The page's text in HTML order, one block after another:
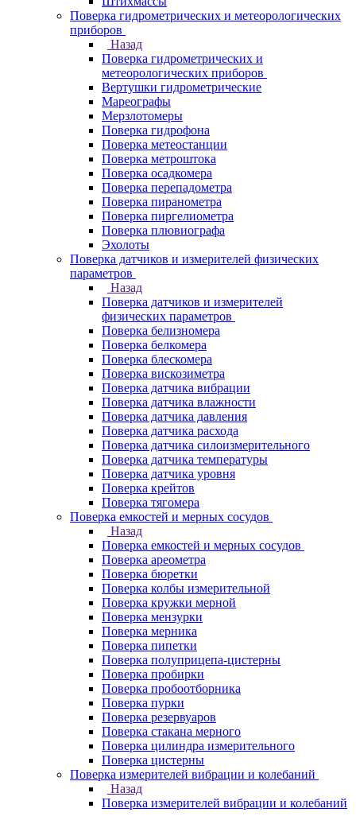
Поверка гидрометрических и метеорологических
приборов
Назад
Поверка гидрометрических и
метеорологических приборов
Вертушки гидрометрические
Мареографы
Мерзлотомеры
Поверка гидрофона
Поверка метеостанции
Поверка метроштока
Поверка осадкомера
Поверка перепадометра
Поверка пиранометра
Поверка пиргелиометра
Поверка плювиографа
Эхолоты
Поверка датчиков и измерителей физических
параметров
Назад
Поверка датчиков и измерителей
физических параметров
Поверка белизномера
Поверка белкомера
Поверка блескомера
Поверка вискозиметра
Поверка датчика вибрации
Поверка датчика влажности
Поверка датчика давления
Поверка датчика расхода
Поверка датчика силоизмерительного
Поверка датчика температуры
Поверка датчика уровня
Поверка крейтов
Поверка тягомера
Поверка емкостей и мерных сосудов
Назад
Поверка емкостей и мерных сосудов
Поверка ареометра
Поверка бюретки
Поверка колбы измерительной
Поверка кружки мерной
Поверка мензурки
Поверка мерника
Поверка пипетки
Поверка полуприцепа-цистерны
Поверка пробирки
Поверка пробоотборника
Поверка пурки
Поверка резервуаров
Поверка стакана мерного
Поверка цилиндра измерительного
Поверка цистерны
Поверка измерителей вибрации и колебаний
Назад
Поверка измерителей вибрации и колебаний